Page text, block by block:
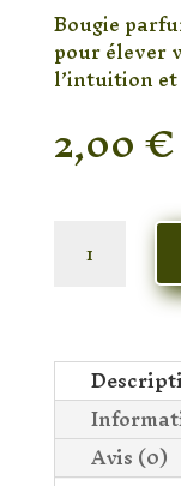
Bougie
pour élever
l’intuition
2,00€
Avis (0)